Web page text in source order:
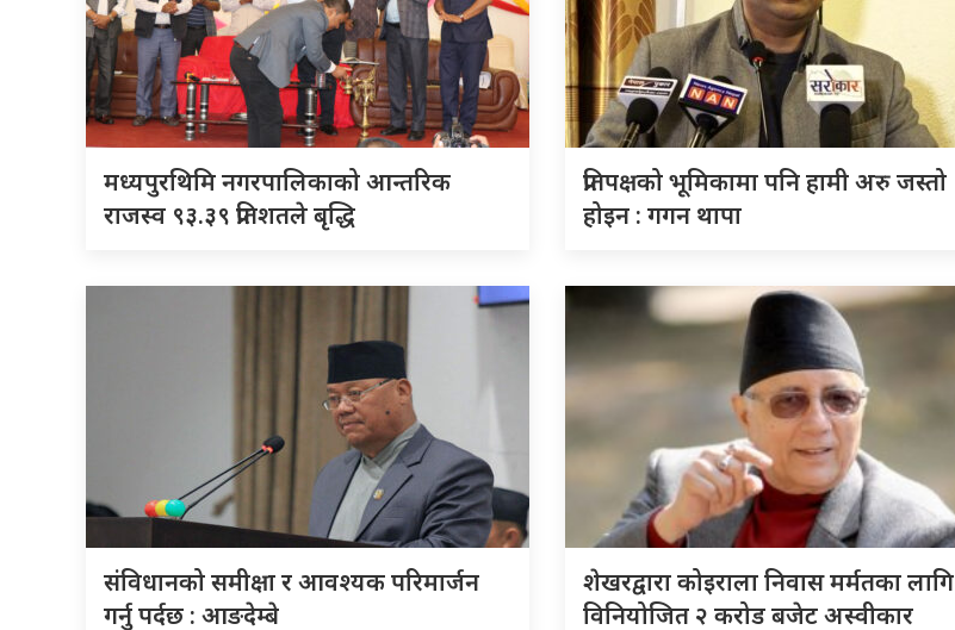
मध्यपुरथिमि नगरपालिकाको आन्तरिक
राजस्व ९३.३९ प्रतिशतले बृद्धि
प्रतिपक्षको भूमिकामा पनि हामी अरु जस्तो
होइन : गगन थापा
संविधानको समीक्षा र आवश्यक परिमार्जन
गर्नु पर्दछ : आङदेम्बे
शेखरद्वारा कोइराला निवास मर्मतका लागि
विनियोजित २ करोड बजेट अस्वीकार